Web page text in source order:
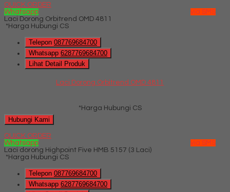
QUICK ORDER
Whatsapp
via SMS
Laci Dorong Orbitrend OMD 4811
*Harga Hubungi CS
Telepon 087769684700
Whatsapp 6287769684700
Lihat Detail Produk
Laci Dorong Orbitrend OMD 4811
*Harga Hubungi CS
Hubungi Kami
QUICK ORDER
Whatsapp
via SMS
Laci dorong Highpoint Five HMB 5157 (3 Laci)
*Harga Hubungi CS
Telepon 087769684700
Whatsapp 6287769684700